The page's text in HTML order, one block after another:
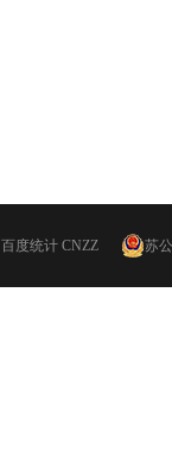
百度统计 CNZZ 苏